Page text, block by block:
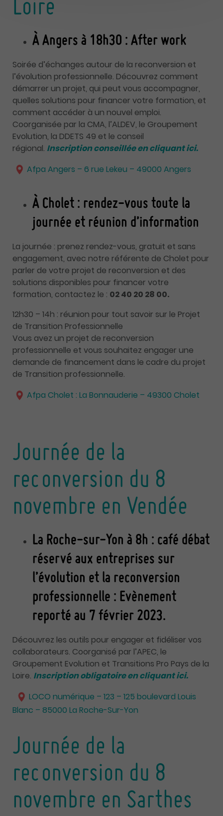
Loire
À Angers à 18h30 : After work
Soirée d’échanges autour de la reconversion et
l’évolution professionnelle. Découvrez comment
démarrer un projet, qui peut vous accompagner,
quelles solutions pour financer votre formation, et
comment accéder à un nouvel emploi.
Coorganisée par la CMA, l’ALDEV, le Groupement
Evolution, la DDETS 49 et le conseil
régional. Inscription conseillée en cliquant ici.
Afpa Angers – 6 rue Lekeu – 49000 Angers
À Cholet : rendez-vous toute la
journée et réunion d’information
La journée : prenez rendez-vous, gratuit et sans
engagement, avec notre référente de Cholet pour
parler de votre projet de reconversion et des
solutions disponibles pour financer votre
formation, contactez le : 02 40 20 28 00.
12h30 – 14h : réunion pour tout savoir sur le Projet
de Transition Professionnelle
Vous avez un projet de reconversion
professionnelle et vous souhaitez engager une
demande de financement dans le cadre du projet
de Transition professionnelle.
Afpa Cholet : La Bonnauderie – 49300 Cholet
Journée de la
reconversion du 8
novembre en Vendée
La Roche-sur-Yon à 8h : café débat
réservé aux entreprises sur
l’évolution et la reconversion
professionnelle : Evènement
reporté au 7 février 2023.
Découvrez les outils pour engager et fidéliser vos
collaborateurs. Coorganisé par l’APEC, le
Groupement Evolution et Transitions Pro Pays de la
Loire. Inscription obligatoire en cliquant ici.
LOCO numérique – 123 – 125 boulevard Louis
Blanc – 85000 La Roche-Sur-Yon
Journée de la
reconversion du 8
novembre en Sarthes